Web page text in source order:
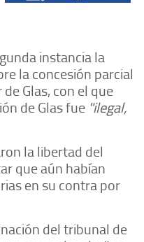
instancia la
la concesión parcial
de Glas, con el que
de Glas fue "ilegal,
la libertad del
que aún habían
en su contra por
del tribunal de